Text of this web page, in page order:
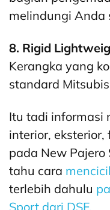
melindungi Anda
8. Rigid
Kerangka yang
standard
Itu tadi informasi
interior,
pada New
tahu cara
terlebih dahulu
Sport dari DSF.